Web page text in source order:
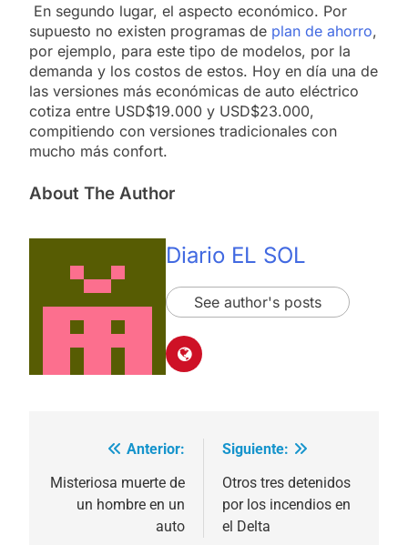
En segundo lugar, el aspecto económico. Por
supuesto no existen programas de plan de ahorro,
por ejemplo, para este tipo de modelos, por la
demanda y los costos de estos. Hoy en día una de
las versiones más económicas de auto eléctrico
cotiza entre USD$19.000 y USD$23.000,
compitiendo con versiones tradicionales con
mucho más confort.
About The Author
Diario EL SOL
See author's posts
Navegación
de
Anterior:
Misteriosa muerte de
un hombre en un
auto
Siguiente:
Otros tres detenidos
por los incendios en
el Delta